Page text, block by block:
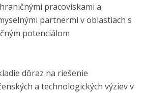
pracoviskami a
partnermi v oblastiach s
potenciálom
dôraz na riešenie
a technologických výziev v